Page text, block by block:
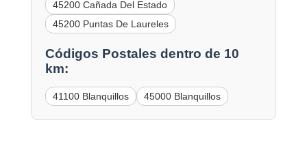
45200 Cañada Del Estado
45200 Puntas De Laureles
Códigos Postales dentro de 10
km:
41100 Blanquillos 45000 Blanquillos